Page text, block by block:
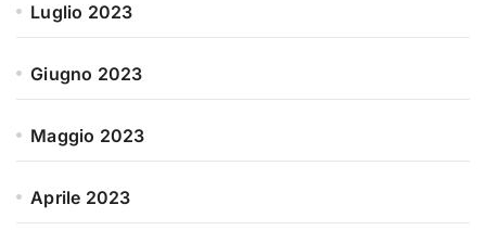
Luglio 2023
Giugno 2023
Maggio 2023
Aprile 2023